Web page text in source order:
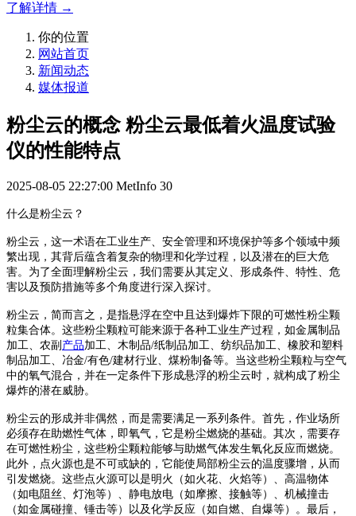
了解详情 →
你的位置
网站首页
新闻动态
媒体报道
粉尘云的概念 粉尘云最低着火温度试验
仪的性能特点
2025-08-05 22:27:00 MetInfo 30
什么是粉尘云？
粉尘云，这一术语在工业生产、安全管理和环境保护等多个领域中频
繁出现，其背后蕴含着复杂的物理和化学过程，以及潜在的巨大危
害。为了全面理解粉尘云，我们需要从其定义、形成条件、特性、危
害以及预防措施等多个角度进行深入探讨。
粉尘云，简而言之，是指悬浮在空中且达到爆炸下限的可燃性粉尘颗
粒集合体。这些粉尘颗粒可能来源于各种工业生产过程，如金属制品
加工、农副 产品加工、木制品/纸制品加工、纺织品加工、橡胶和塑料
制品加工、冶金/有色/建材行业、煤粉制备等。当这些粉尘颗粒与空气
中的氧气混合，并在一定条件下形成悬浮的粉尘云时，就构成了粉尘
爆炸的潜在威胁。
粉尘云的形成并非偶然，而是需要满足一系列条件。首先，作业场所
必须存在助燃性气体，即氧气，它是粉尘燃烧的基础。其次，需要存
在可燃性粉尘，这些粉尘颗粒能够与助燃气体发生氧化反应而燃烧。
此外，点火源也是不可或缺的，它能使局部粉尘云的温度骤增，从而
引发燃烧。这些点火源可以是明火（如火花、火焰等）、高温物体
（如电阻丝、灯泡等）、静电放电（如摩擦、接触等）、机械撞击
（如金属碰撞、锤击等）以及化学反应（如自燃、自爆等）。最后，